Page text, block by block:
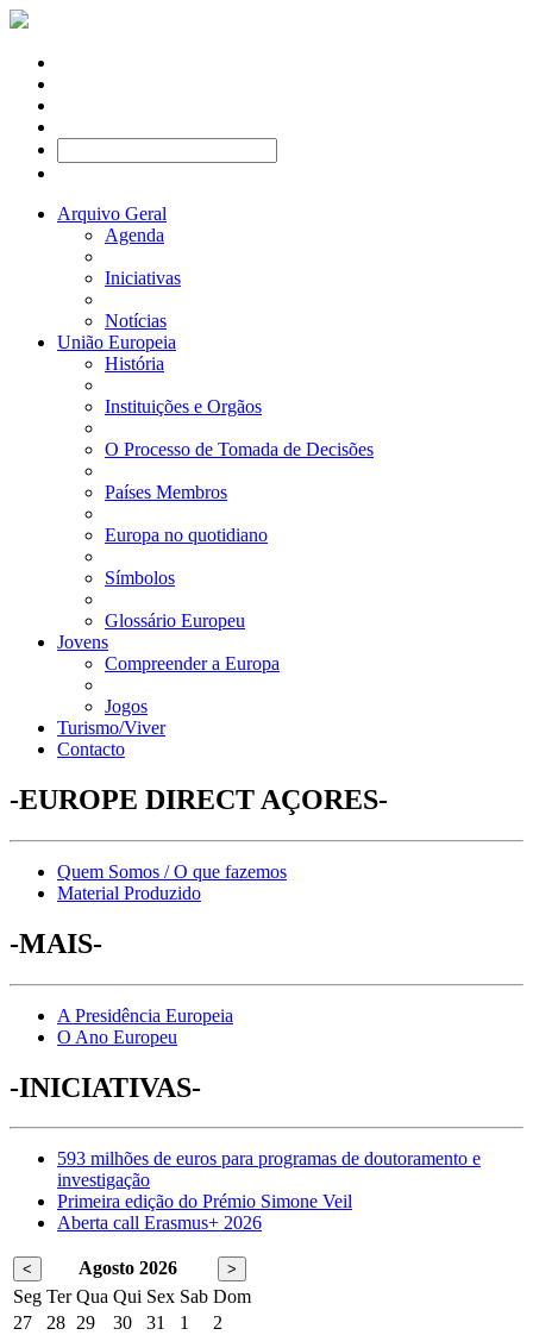
Arquivo Geral
Agenda
Iniciativas
Notícias
União Europeia
História
Instituições e Orgãos
O Processo de Tomada de Decisões
Países Membros
Europa no quotidiano
Símbolos
Glossário Europeu
Jovens
Compreender a Europa
Jogos
Turismo/Viver
Contacto
-EUROPE DIRECT AÇORES-
Quem Somos / O que fazemos
Material Produzido
-MAIS-
A Presidência Europeia
O Ano Europeu
-INICIATIVAS-
593 milhões de euros para programas de doutoramento e
investigação
Primeira edição do Prémio Simone Veil
Aberta call Erasmus+ 2026
< Agosto 2026 >
Seg Ter Qua Qui Sex Sab Dom
27
28 29 30 31 1
2